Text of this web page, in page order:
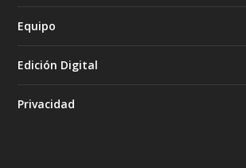
Equipo
Edición Digital
Privacidad